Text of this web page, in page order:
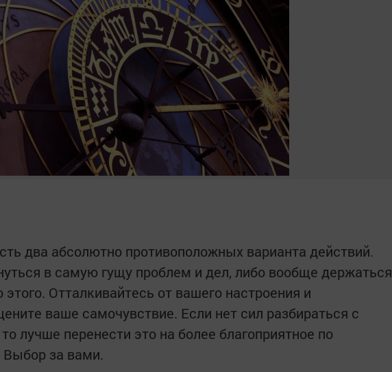
два абсолютно противоположных варианта действий.
в самую гущу проблем и дел, либо вообще держаться
Отталкивайтесь от вашего настроения и
ваше самочувствие. Если нет сил разбираться с
лучше перенести это на более благоприятное по
за вами.